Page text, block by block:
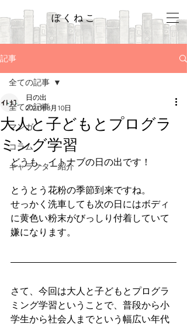
ぼくねこ
記事
全ての記事
マンガ
コラム
キャラクター紹介
全ての記事
大人と子どもとプログラ
ミング学習
日の出
2021年3月10日
どうも、イトナブの日の出です！
とうとう花粉の季節到来ですね。
せっかく洗車しても次の日にはボディ
に黄色い粉末がびっしり付着していて
嫌になります。
さて、今回は大人と子どもとプログラ
ミング学習ということで、普段から小
学生から社会人までという幅広い年代